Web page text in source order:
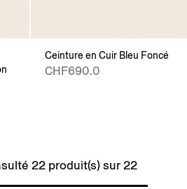
Ceinture en Cuir Bleu Foncé
CHF690.0
22 produit(s) sur 22